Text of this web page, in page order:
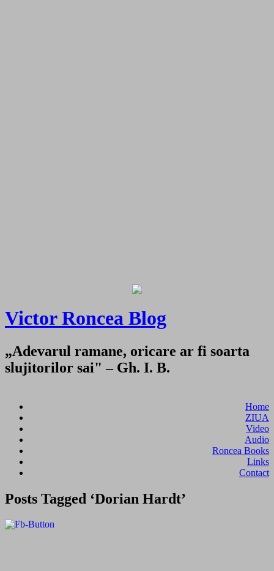
Victor Roncea Blog
„Adevarul ramane, oricare ar fi soarta
slujitorilor sai" – Gh. I. B.
Home
ZIUA
Video
Audio
Roncea Books
Links
Contact
Posts Tagged ‘Dorian Hardt’